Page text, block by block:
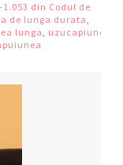
din Codul de
de lunga durata,
lunga, uzucapiunea